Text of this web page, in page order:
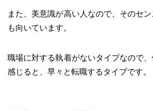
また、美意識が高い人なので、そのセ
も向いています。
職場に対する執着がないタイプなので
感じると、早々と転職するタイプです。